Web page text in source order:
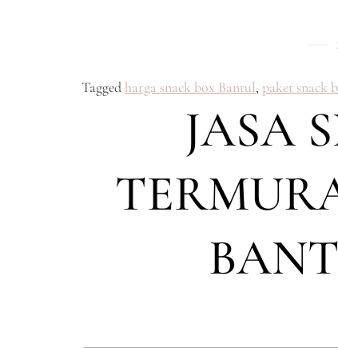
Tagged harga snack box Bantul, paket snack
JASA